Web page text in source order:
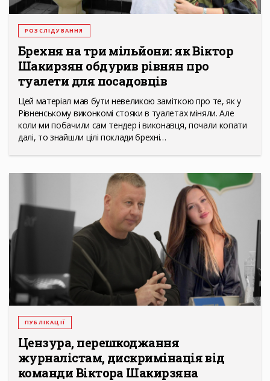
РОЗСЛІДУВАННЯ
Брехня на три мільйони: як Віктор
Шакирзян обдурив рівнян про
туалети для посадовців
Цей матеріал мав бути невеликою заміткою про те, як у
Рівненському виконкомі стояки в туалетах міняли. Але
коли ми побачили сам тендер і виконавця, почали копати
далі, то знайшли цілі поклади брехні…
ПУБЛІКАЦІЇ
Цензура, перешкоджання
журналістам, дискримінація від
команди Віктора Шакирзяна